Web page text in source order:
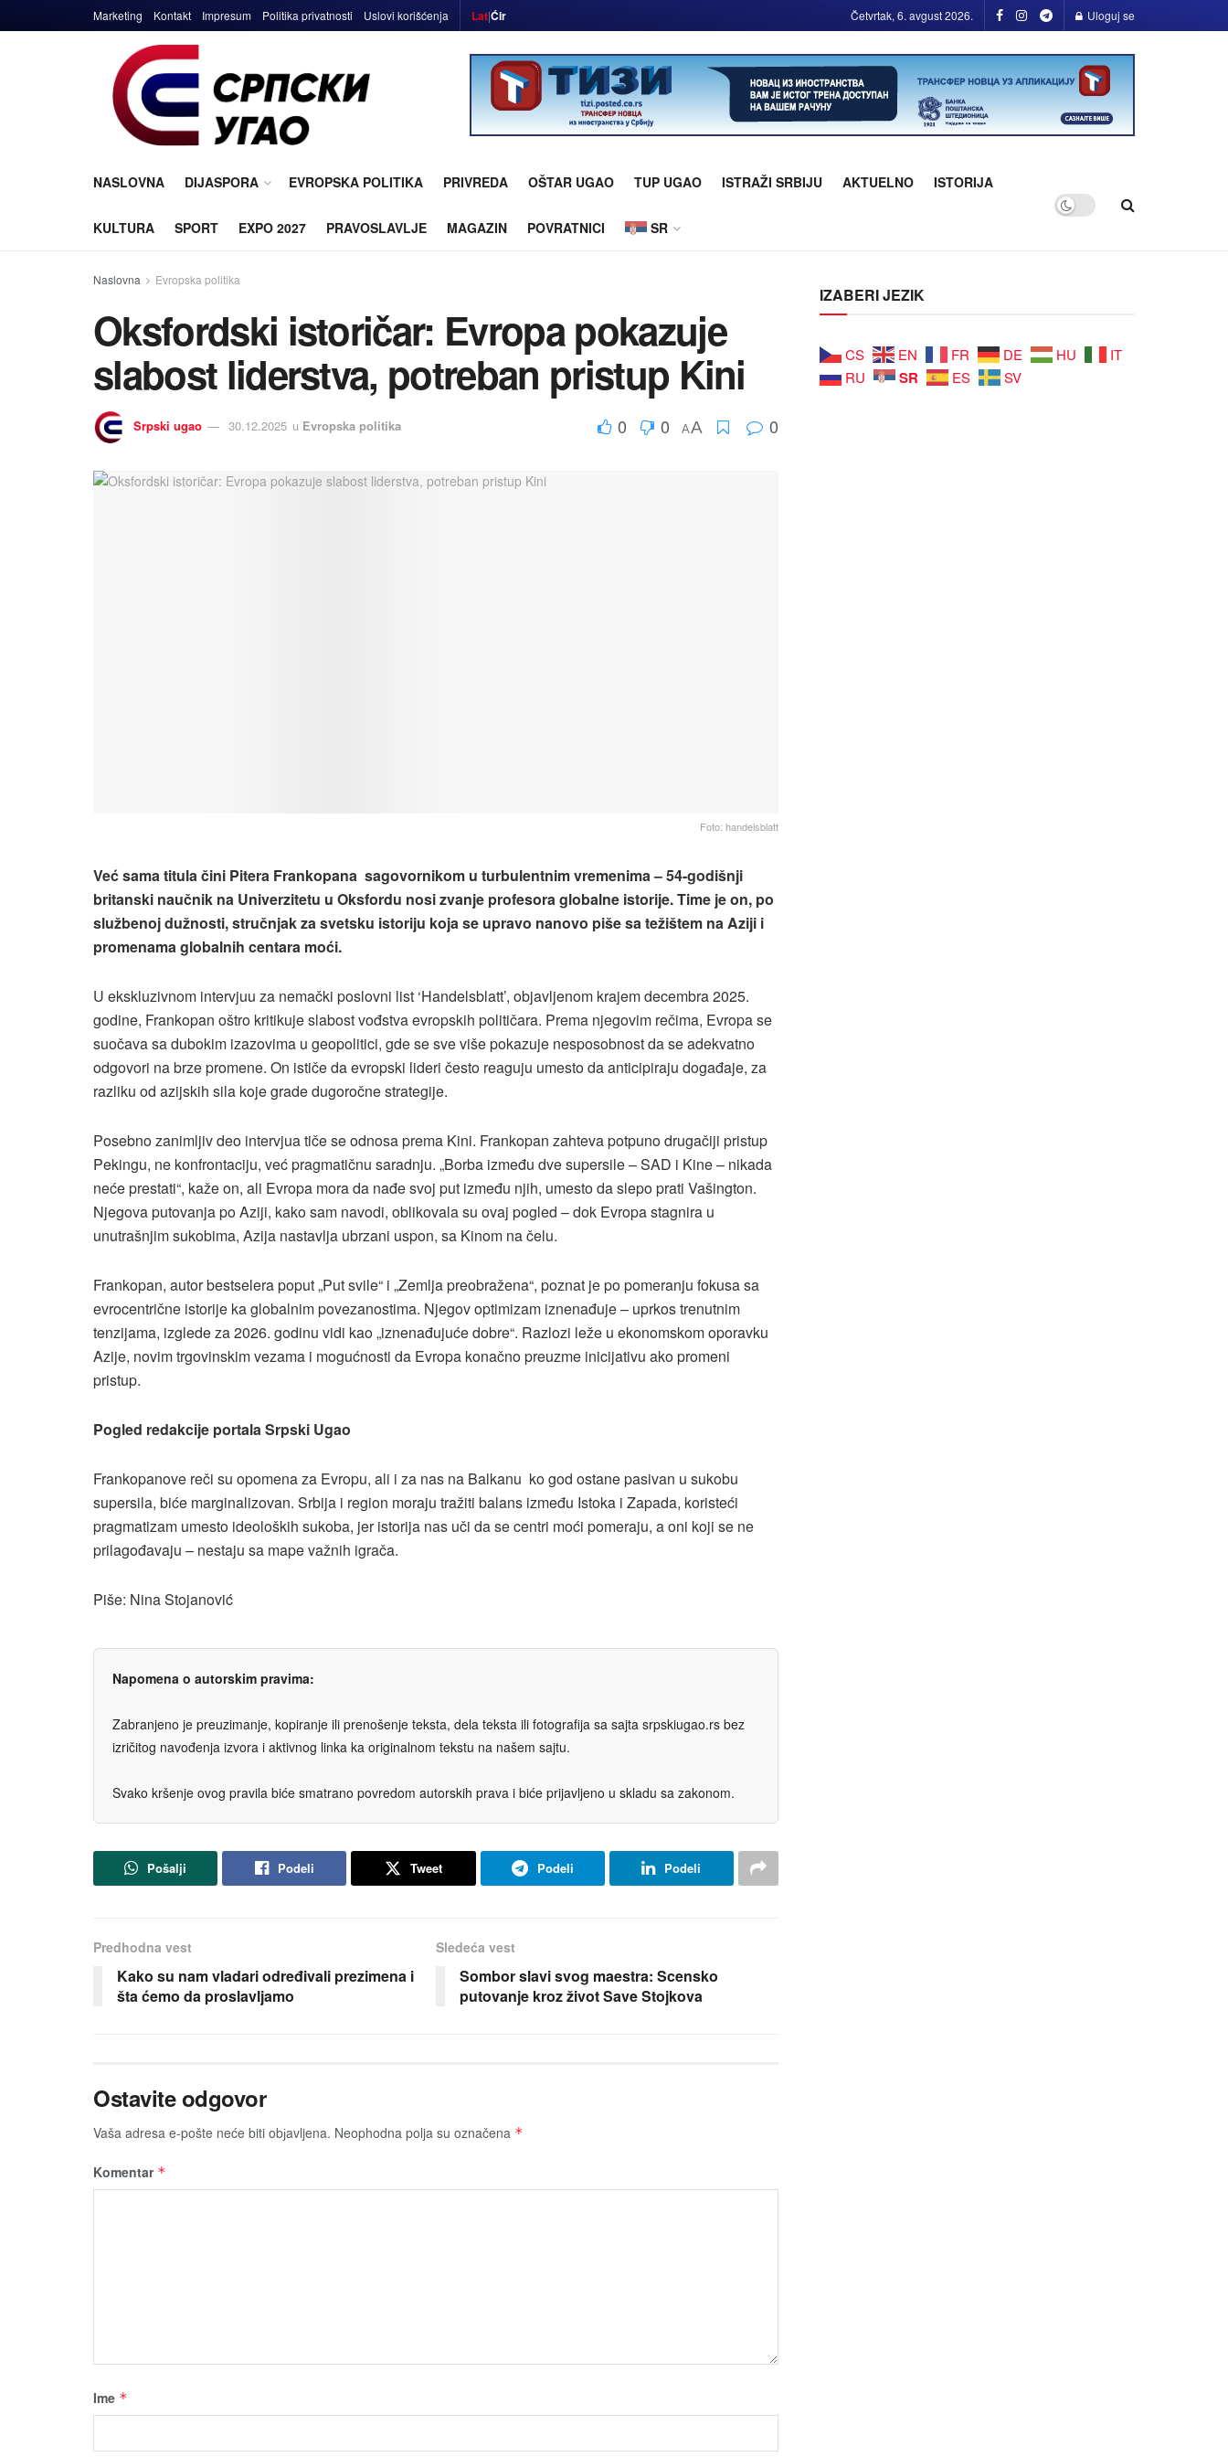
Marketing Kontakt Impresum Politika privatnosti Uslovi korišćenja Lat|Ćir Četvrtak, 6. avgust 2026. Uloguj se
NASLOVNA DIJASPORA EVROPSKA POLITIKA PRIVREDA OŠTAR UGAO TUP UGAO ISTRAŽI SRBIJU AKTUELNO ISTORIJA
KULTURA SPORT EXPO 2027 PRAVOSLAVLJE MAGAZIN POVRATNICI SR
Naslovna Evropska politika
Oksfordski istoričar: Evropa pokazuje
slabost liderstva, potreban pristup Kini
Srpski ugao 30.12.2025 u Evropska politika 0 0 AA 0
Foto: handelsblatt
Već sama titula čini Pitera Frankopana sagovornikom u turbulentnim vremenima – 54-godišnji
britanski naučnik na Univerzitetu u Oksfordu nosi zvanje profesora globalne istorije. Time je on, po
službenoj dužnosti, stručnjak za svetsku istoriju koja se upravo nanovo piše sa težištem na Aziji i
promenama globalnih centara moći.
U ekskluzivnom intervjuu za nemački poslovni list ‘Handelsblatt’, objavljenom krajem decembra 2025.
godine, Frankopan oštro kritikuje slabost vođstva evropskih političara. Prema njegovim rečima, Evropa se
suočava sa dubokim izazovima u geopolitici, gde se sve više pokazuje nesposobnost da se adekvatno
odgovori na brze promene. On ističe da evropski lideri često reaguju umesto da anticipiraju događaje, za
razliku od azijskih sila koje grade dugoročne strategije.
Posebno zanimljiv deo intervjua tiče se odnosa prema Kini. Frankopan zahteva potpuno drugačiji pristup
Pekingu, ne konfrontaciju, već pragmatičnu saradnju. „Borba između dve supersile – SAD i Kine – nikada
neće prestati“, kaže on, ali Evropa mora da nađe svoj put između njih, umesto da slepo prati Vašington.
Njegova putovanja po Aziji, kako sam navodi, oblikovala su ovaj pogled – dok Evropa stagnira u
unutrašnjim sukobima, Azija nastavlja ubrzani uspon, sa Kinom na čelu.
Frankopan, autor bestselera poput „Put svile“ i „Zemlja preobražena“, poznat je po pomeranju fokusa sa
evrocentrične istorije ka globalnim povezanostima. Njegov optimizam iznenađuje – uprkos trenutnim
tenzijama, izglede za 2026. godinu vidi kao „iznenađujuće dobre“. Razlozi leže u ekonomskom oporavku
Azije, novim trgovinskim vezama i mogućnosti da Evropa konačno preuzme inicijativu ako promeni
pristup.
Pogled redakcije portala Srpski Ugao
Frankopanove reči su opomena za Evropu, ali i za nas na Balkanu ko god ostane pasivan u sukobu
supersila, biće marginalizovan. Srbija i region moraju tražiti balans između Istoka i Zapada, koristeći
pragmatizam umesto ideoloških sukoba, jer istorija nas uči da se centri moći pomeraju, a oni koji se ne
prilagođavaju – nestaju sa mape važnih igrača.
Piše: Nina Stojanović
Napomena o autorskim pravima:
Zabranjeno je preuzimanje, kopiranje ili prenošenje teksta, dela teksta ili fotografija sa sajta srpskiugao.rs bez
izričitog navođenja izvora i aktivnog linka ka originalnom tekstu na našem sajtu.
Svako kršenje ovog pravila biće smatrano povredom autorskih prava i biće prijavljeno u skladu sa zakonom.
Pošalji Podeli Tweet Podeli Podeli
Predhodna vest
Kako su nam vladari određivali prezimena i
šta ćemo da proslavljamo
Sledeća vest
Sombor slavi svog maestra: Scensko
putovanje kroz život Save Stojkova
Ostavite odgovor
Vaša adresa e-pošte neće biti obјavljena. Neophodna polja su označena *
Komentar *
Ime *
IZABERI JEZIK
CS EN FR DE HU
IT
RU
SR ES SV